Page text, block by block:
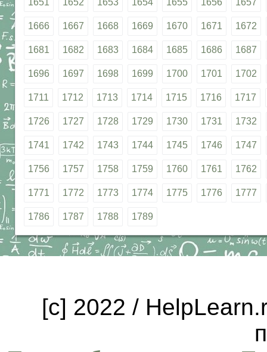
1651 1652 1653 1654 1655 1656 1657
1666 1667 1668 1669 1670 1671 1672
1681 1682 1683 1684 1685 1686 1687
1696 1697 1698 1699 1700 1701 1702
1711 1712 1713 1714 1715 1716 1717
1726 1727 1728 1729 1730 1731 1732
1741 1742 1743 1744 1745 1746 1747
1756 1757 1758 1759 1760 1761 1762
1771 1772 1773 1774 1775 1776 1777
1786 1787 1788 1789
[c] 2022 /